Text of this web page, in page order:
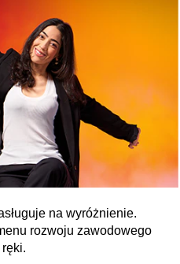
na wyróżnienie.
rozwoju zawodowego